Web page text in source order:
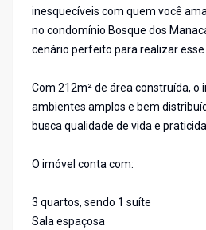
inesquecíveis com quem você
no condomínio Bosque dos
cenário perfeito para realizar esse
Com 212m² de área construída, o
ambientes amplos e bem
busca qualidade de vida e
O imóvel conta com:
3 quartos, sendo 1 suíte
Sala espaçosa